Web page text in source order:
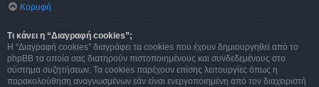
Κορυφή
Τι κάνει η “Διαγραφή cookies”;
Η “Διαγραφή cookies” διαγράφει τα cookies που έχουν δημιουργηθεί από το
phpBB τα οποία σας διατηρούν πιστοποιημένους και συνδεδεμένους στο
σύστημα συζητήσεων. Τα cookies παρέχουν επίσης λειτουργίες όπως η
παρακολούθηση αναγνωσμένων εάν είναι ενεργοποιημένη από τον διαχειριστή